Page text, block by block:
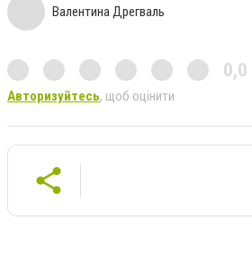
Валентина Дрегваль
0,0
Авторизуйтесь, щоб оцінити